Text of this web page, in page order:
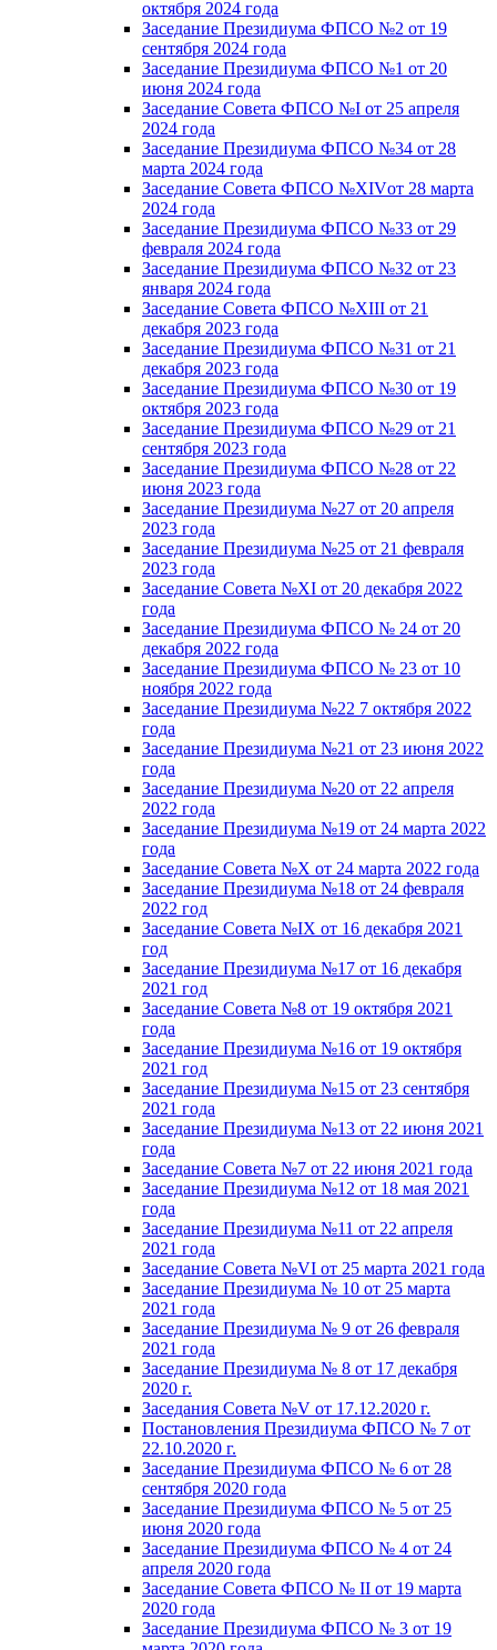
октября 2024 года
Заседание Президиума ФПСО №2 от 19
сентября 2024 года
Заседание Президиума ФПСО №1 от 20
июня 2024 года
Заседание Совета ФПСО №I от 25 апреля
2024 года
Заседание Президиума ФПСО №34 от 28
марта 2024 года
Заседание Совета ФПСО №XIVот 28 марта
2024 года
Заседание Президиума ФПСО №33 от 29
февраля 2024 года
Заседание Президиума ФПСО №32 от 23
января 2024 года
Заседание Совета ФПСО №XIII от 21
декабря 2023 года
Заседание Президиума ФПСО №31 от 21
декабря 2023 года
Заседание Президиума ФПСО №30 от 19
октября 2023 года
Заседание Президиума ФПСО №29 от 21
сентября 2023 года
Заседание Президиума ФПСО №28 от 22
июня 2023 года
Заседание Президиума №27 от 20 апреля
2023 года
Заседание Президиума №25 от 21 февраля
2023 года
Заседание Совета №XI от 20 декабря 2022
года
Заседание Президиума ФПСО № 24 от 20
декабря 2022 года
Заседание Президиума ФПСО № 23 от 10
ноября 2022 года
Заседание Президиума №22 7 октября 2022
года
Заседание Президиума №21 от 23 июня 2022
года
Заседание Президиума №20 от 22 апреля
2022 года
Заседание Президиума №19 от 24 марта 2022
года
Заседание Совета №X от 24 марта 2022 года
Заседание Президиума №18 от 24 февраля
2022 год
Заседание Совета №IX от 16 декабря 2021
год
Заседание Президиума №17 от 16 декабря
2021 год
Заседание Совета №8 от 19 октября 2021
года
Заседание Президиума №16 от 19 октября
2021 год
Заседание Президиума №15 от 23 сентября
2021 года
Заседание Президиума №13 от 22 июня 2021
года
Заседание Совета №7 от 22 июня 2021 года
Заседание Президиума №12 от 18 мая 2021
года
Заседание Президиума №11 от 22 апреля
2021 года
Заседание Совета №VI от 25 марта 2021 года
Заседание Президиума № 10 от 25 марта
2021 года
Заседание Президиума № 9 от 26 февраля
2021 года
Заседание Президиума № 8 от 17 декабря
2020 г.
Заседания Совета №V от 17.12.2020 г.
Постановления Президиума ФПСО № 7 от
22.10.2020 г.
Заседание Президиума ФПСО № 6 от 28
сентября 2020 года
Заседание Президиума ФПСО № 5 от 25
июня 2020 года
Заседание Президиума ФПСО № 4 от 24
апреля 2020 года
Заседание Совета ФПСО № II от 19 марта
2020 года
Заседание Президиума ФПСО № 3 от 19